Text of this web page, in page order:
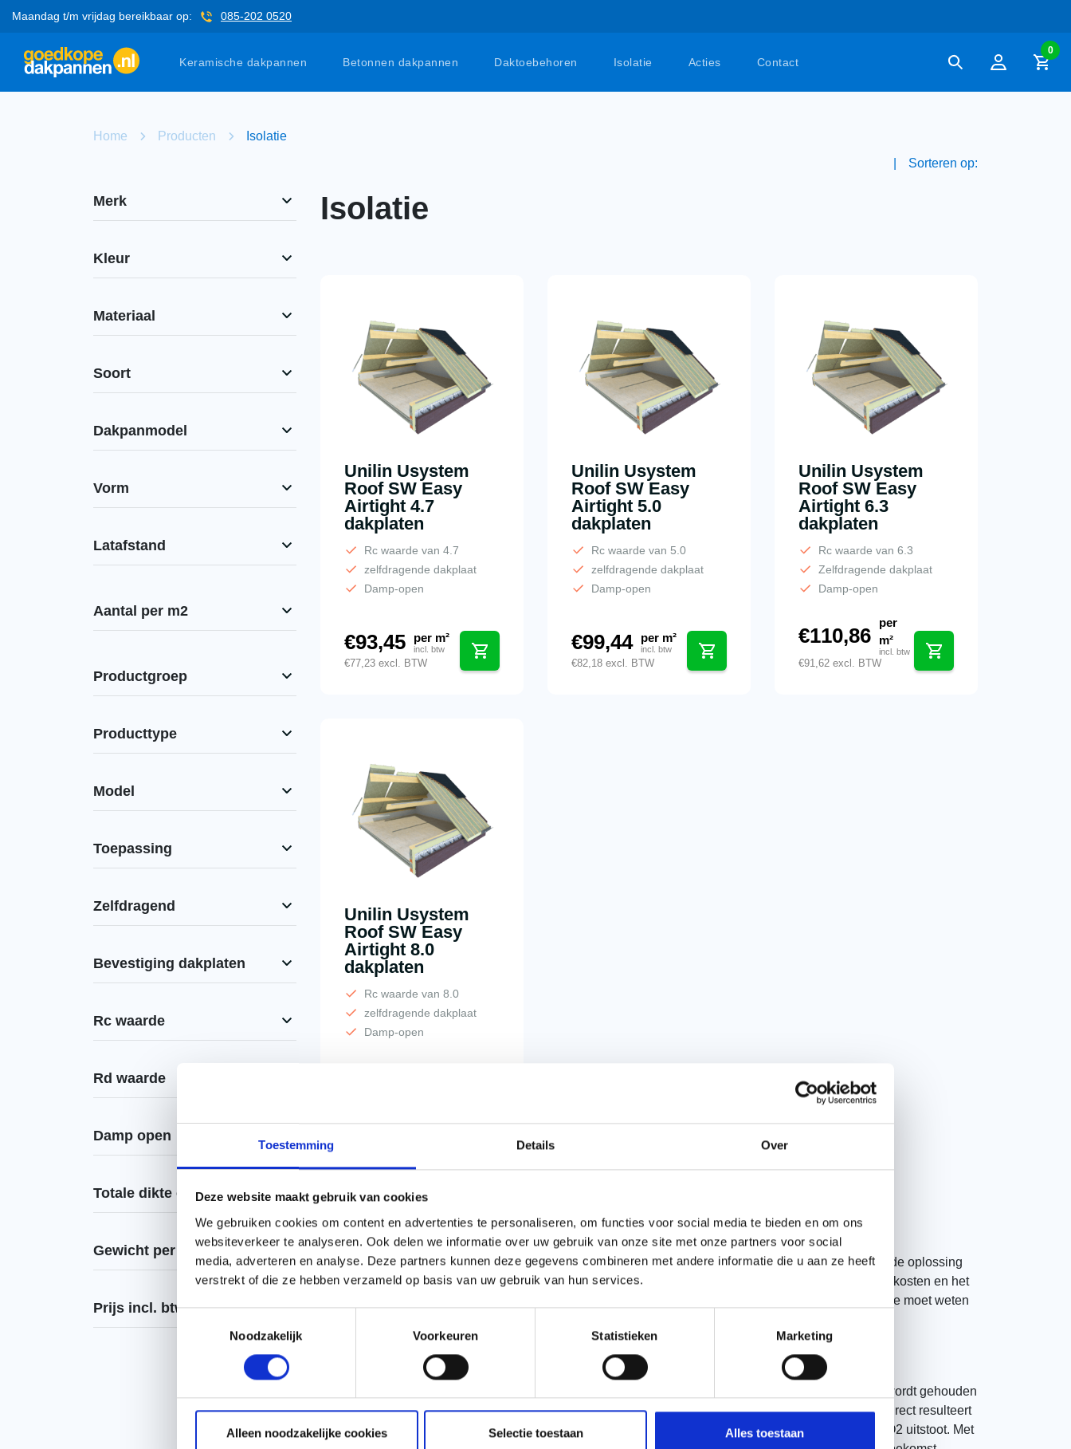
Toestemming Details Over
Deze website maakt gebruik van cookies
We gebruiken cookies om content en advertenties te personaliseren, om functies voor social media te bieden en om ons
websiteverkeer te analyseren. Ook delen we informatie over uw gebruik van onze site met onze partners voor social
media, adverteren en analyse. Deze partners kunnen deze gegevens combineren met andere informatie die u aan ze heeft
verstrekt of die ze hebben verzameld op basis van uw gebruik van hun services.
Toestemmingsselectie
Noodzakelijk
Voorkeuren Statistieken Marketing
Alleen noodzakelijke cookies Selectie toestaan Alles toestaan
Maandag t/m vrijdag bereikbaar op: 085-202 0520
Keramische dakpannen Betonnen dakpannen Daktoebehoren Isolatie Acties Contact
0
Home Producten Isolatie
Merk
Kleur
Materiaal
Soort
Dakpanmodel
Vorm
Latafstand
Aantal per m2
Productgroep
Producttype
Model
Toepassing
Zelfdragend
Bevestiging dakplaten
Rc waarde
Rd waarde
Damp open
Totale dikte excl. tengellat
Gewicht per m2
Prijs incl. btw
Sorteren op:
Isolatie
Unilin Usystem
Roof SW Easy
Airtight 4.7
dakplaten
Rc waarde van 4.7
zelfdragende dakplaat
Damp-open
€93,45 per m²
incl. btw
€77,23 excl. BTW
Unilin Usystem
Roof SW Easy
Airtight 5.0
dakplaten
Rc waarde van 5.0
zelfdragende dakplaat
Damp-open
€99,44 per m²
incl. btw
€82,18excl. BTW
Unilin Usystem
Roof SW Easy
Airtight 6.3
dakplaten
Rc waarde van 6.3
Zelfdragende dakplaat
Damp-open
€110,86
per
m²
incl. btw
€91,62excl. BTW
Unilin Usystem
Roof SW Easy
Airtight 8.0
dakplaten
Rc waarde van 8.0
zelfdragende dakplaat
Damp-open
Dakisolatie: De sleutel tot
energiebesparing en comfort
Ben je op zoek naar manieren om je huis energiezuiniger en comfortabeler te maken? Dan is isolatie de oplossing
die je zoekt. Door te investeren in goede isolatie, zoals dakisolatie, kun je flink besparen op je energiekosten en het
hele jaar door genieten van een aangename temperatuur in huis. Op deze pagina ontdek je alles wat je moet weten
Waarom kiezen voor isolatie?
Isolatie zorgt ervoor dat de warmte in je huis blijft tijdens de koude wintermaanden en de hitte buiten wordt gehouden
in de zomer. Dit betekent dat je minder energie nodig hebt om je huis te verwarmen of te koelen, wat direct resulteert
in lagere energiekosten. Daarnaast draagt goede isolatie bij aan een beter milieu, omdat je minder CO2 uitstoot. Met